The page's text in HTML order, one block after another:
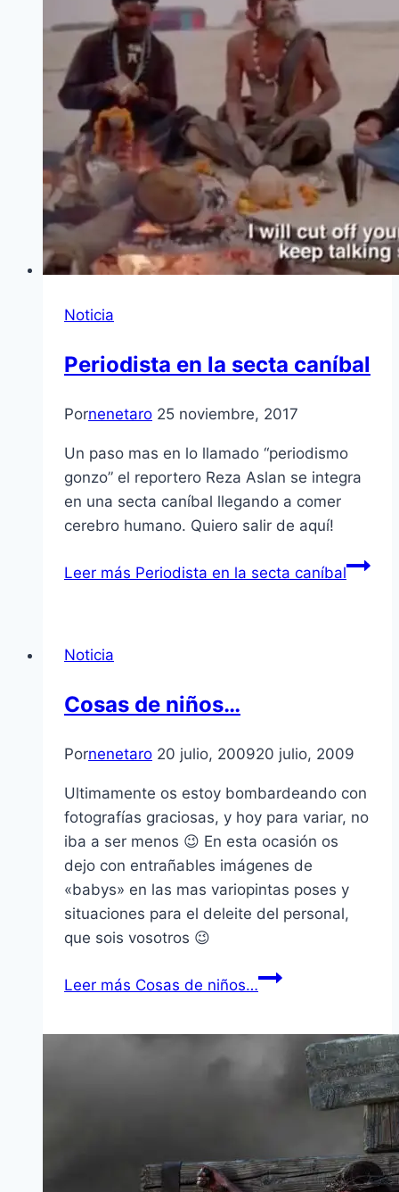
Noticia
Periodista en la secta caníbal
Pornenetaro 25 noviembre, 2017
Un paso mas en lo llamado “periodismo
gonzo” el reportero Reza Aslan se integra
en una secta caníbal llegando a comer
cerebro humano. Quiero salir de aquí!
Leer más Periodista en la secta caníbal
Noticia
Cosas de niños…
Pornenetaro 20 julio, 200920 julio, 2009
Ultimamente os estoy bombardeando con
fotografí­as graciosas, y hoy para variar, no
iba a ser menos 😉 En esta ocasión os
dejo con entrañables imágenes de
«babys» en las mas variopintas poses y
situaciones para el deleite del personal,
que sois vosotros 😉
Leer más Cosas de niños…